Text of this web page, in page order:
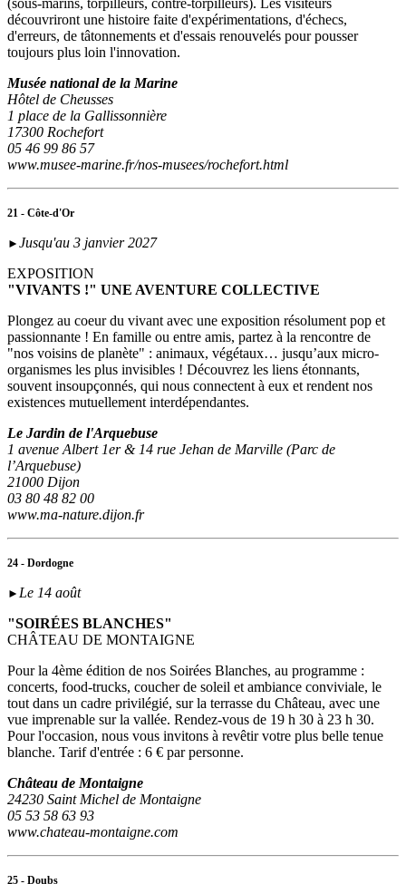
(sous‑marins, torpilleurs, contre-torpilleurs). Les visiteurs
découvriront une histoire faite d'expérimentations, d'échecs,
d'erreurs, de tâtonnements et d'essais renouvelés pour pousser
toujours plus loin l'innovation.
Musée national de la Marine
Hôtel de Cheusses
1 place de la Gallissonnière
17300 Rochefort
05 46 99 86 57
www.musee-marine.fr/nos-musees/rochefort.html
21 - Côte-d'Or
► Jusqu'au 3 janvier 2027
EXPOSITION
"VIVANTS !" UNE AVENTURE COLLECTIVE
Plongez au coeur du vivant avec une exposition résolument pop et
passionnante ! En famille ou entre amis, partez à la rencontre de
"nos voisins de planète" : animaux, végétaux… jusqu’aux micro-
organismes les plus invisibles ! Découvrez les liens étonnants,
souvent insoupçonnés, qui nous connectent à eux et rendent nos
existences mutuellement interdépendantes.
Le Jardin de l'Arquebuse
1 avenue Albert 1er & 14 rue Jehan de Marville (Parc de
l’Arquebuse)
21000 Dijon
03 80 48 82 00
www.ma-nature.dijon.fr
24 - Dordogne
► Le 14 août
"SOIRÉES BLANCHES"
CHÂTEAU DE MONTAIGNE
Pour la 4ème édition de nos Soirées Blanches, au programme :
concerts, food-trucks, coucher de soleil et ambiance conviviale, le
tout dans un cadre privilégié, sur la terrasse du Château, avec une
vue imprenable sur la vallée. Rendez-vous de 19 h 30 à 23 h 30.
Pour l'occasion, nous vous invitons à revêtir votre plus belle tenue
blanche. Tarif d'entrée : 6 € par personne.
Château de Montaigne
24230 Saint Michel de Montaigne
05 53 58 63 93
www.chateau-montaigne.com
25 - Doubs